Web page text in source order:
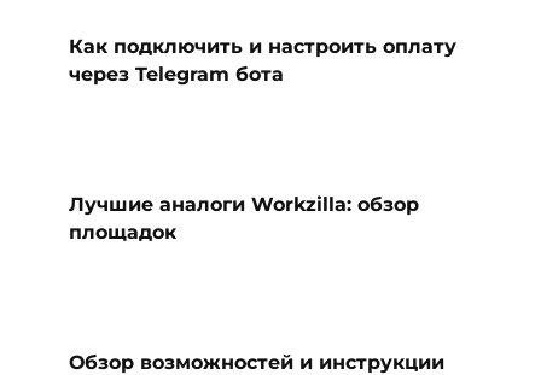
Как подключить и настроить оплату
через Telegram бота
Лучшие аналоги Workzilla: обзор
площадок
Обзор возможностей и инструкции